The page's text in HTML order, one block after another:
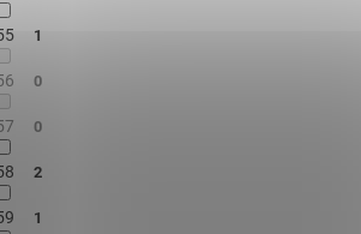
1
0
0
2
1